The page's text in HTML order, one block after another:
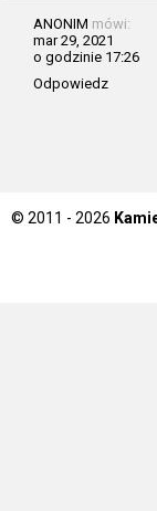
ANONIM mówi:
mar 29, 2021
o godzinie 17:26
Odpowiedz
© 2011 - 2026